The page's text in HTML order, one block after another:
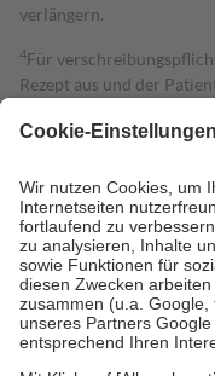
verlängern.
4Für
Rezept aus und der
Kosten dafür, der
Grundsätzlich leisten
Prozent des
höchstens zehn Euro.Es
Kosten der Leistung zu
Diese Regeln gelten
Bei Heilmitteln und
Zuzahlung zehn Prozent